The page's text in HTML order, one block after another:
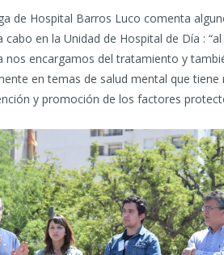
de Hospital Barros Luco comenta
cabo en la Unidad de Hospital de Día :
nos encargamos del tratamiento y
en temas de salud mental que
y promoción de los factores